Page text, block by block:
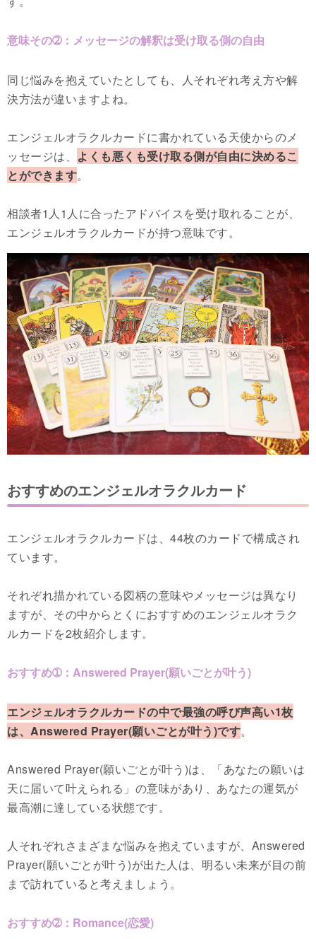
意味その➁：メッセージの解釈は受け取る側の自由
同じ悩みを抱えていたとしても、人それぞれ考え方や解
決方法が違いますよね。
エンジェルオラクルカードに書かれている天使からのメ
ッセージは、 よくも悪くも受け取る側が自由に決めるこ
とができます。
相談者1人1人に合ったアドバイスを受け取れることが、
エンジェルオラクルカードが持つ意味です。
おすすめのエンジェルオラクルカード
エンジェルオラクルカードは、44枚のカードで構成され
ています。
それぞれ描かれている図柄の意味やメッセージは異なり
ますが、その中からとくにおすすめのエンジェルオラク
ルカードを2枚紹介します。
おすすめ➀：Answered Prayer(願いごとが叶う)
エンジェルオラクルカードの中で最強の呼び声高い1枚
は、Answered Prayer(願いごとが叶う)です。
Answered Prayer(願いごとが叶う)は、「あなたの願いは
天に届いて叶えられる」の意味があり、あなたの運気が
最高潮に達している状態です。
人それぞれさまざまな悩みを抱えていますが、Answered
Prayer(願いごとが叶う)が出た人は、明るい未来が目の前
まで訪れていると考えましょう。
おすすめ➁：Romance(恋愛)